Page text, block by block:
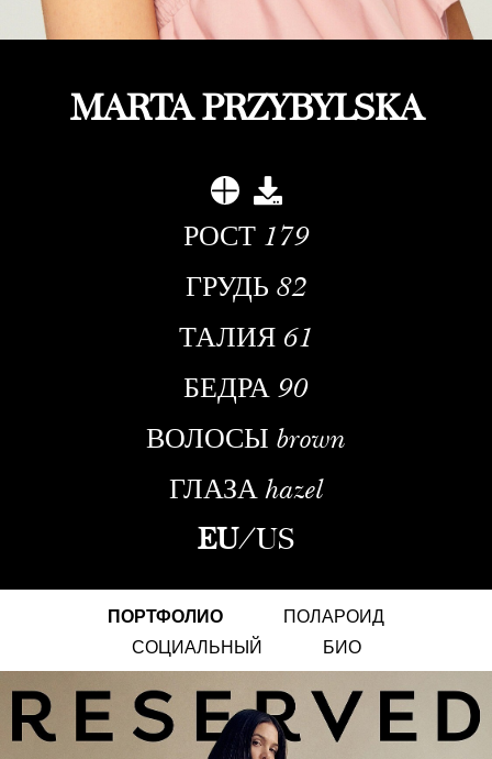
MARTA PRZYBYLSKA
РОСТ 179
ГРУДЬ 82
ТАЛИЯ 61
БЕДРА 90
ВОЛОСЫ brown
ГЛАЗА hazel
EU/US
ПОРТФОЛИО
ПОЛАРОИД
СОЦИАЛЬНЫЙ
БИО